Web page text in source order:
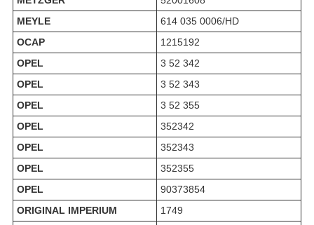
MEYLE
614 035 0006/HD
OCAP
1215192
OPEL
3 52 342
OPEL
3 52 343
OPEL
3 52 355
OPEL
352342
OPEL
352343
OPEL
352355
OPEL
90373854
ORIGINAL IMPERIUM
1749